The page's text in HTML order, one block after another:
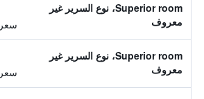
Superior room، نوع السرير غير
معروف
Superior room، نوع السرير غير
معروف